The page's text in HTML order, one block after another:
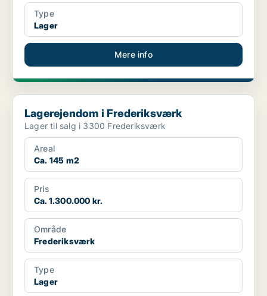
Type
Lager
Mere info
Lagerejendom i Frederiksværk
Lagerejendom i Frederiksværk
Lager til salg i 3300 Frederiksværk
Areal
Ca. 145 m2
Pris
Ca. 1.300.000 kr.
Område
Frederiksværk
Type
Lager